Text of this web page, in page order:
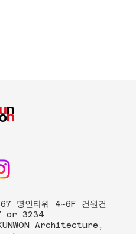
명인타워 4~6F 건원건
or 3234
Architecture,